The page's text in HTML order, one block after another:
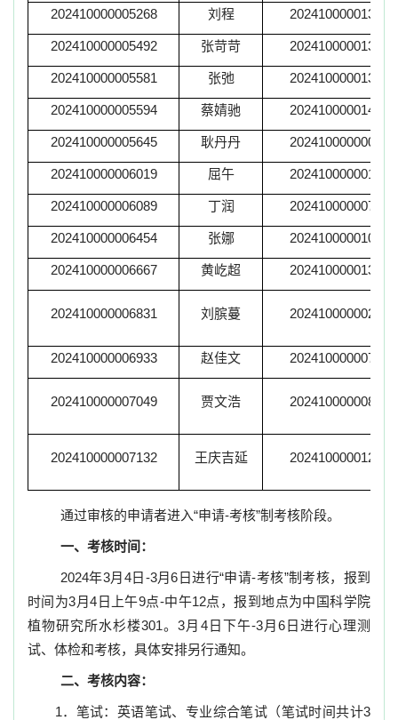
202410000005268 刘程 202410000013743
202410000005492 张苛苛 202410000013886
202410000005581 张弛 202410000013986
202410000005594 蔡婧驰 202410000014131
202410000005645 耿丹丹 202410000000389
202410000006019 屈午 202410000001670
202410000006089 丁润 202410000007177
202410000006454 张娜 202410000010755
202410000006667 黄屹超 202410000013186
202410000006831 刘膑蔓 202410000002592
202410000006933 赵佳文 202410000007729
202410000007049 贾文浩 202410000008699
202410000007132 王庆吉延 202410000012262
通过审核的申请者进入“申请-考核”制考核阶段。
一、考核时间：
2024年3月 4日 -3月6 日进行“申请-考核”制考核， 报到
时间为3月4 日上午9点-中午12点 ，报到地点为中国科学院
植物研究所水杉楼301。3月 4日下午-3月 6日进行心理测
试、体检和考核，具体安排另行通知。
二、考核内容：
1．笔试：英语笔试、专业综合笔试（笔试时间共计3